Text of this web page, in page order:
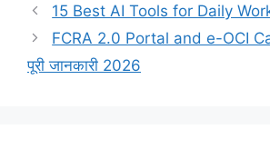
15 Best AI Tools for Daily
FCRA 2.0 Portal and e-OCI
पूरी जानकारी 2026